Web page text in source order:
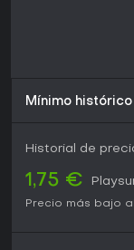
Mínimo histórico
Historial de
1,75 €
Precio más bajo